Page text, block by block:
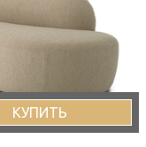
КУПИТЬ